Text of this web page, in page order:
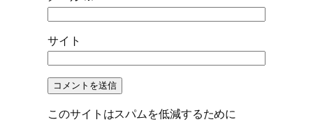
サイト
このサイトはスパムを低減するために